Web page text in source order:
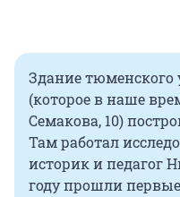
Здание тюменского
(которое в наше
Семакова, 10)
Там работал
историк и педагог
году прошли